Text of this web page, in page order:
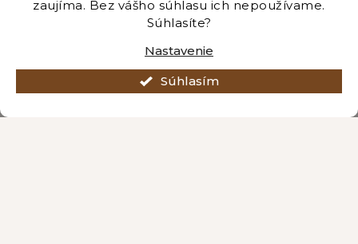
zaujíma. Bez vášho súhlasu ich nepoužívame.
Súhlasíte?
Nastavenie
Súhlasím
Odber newsletteru
Vložením e-mailu súhlasíte s podmienkamiochrany